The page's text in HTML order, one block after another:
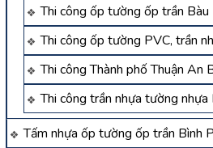
Thi công ốp tường ốp trần Bàu
Thi công ốp tường PVC, trần
Thi công Thành phố Thuận An
Thi công trần nhựa tường nhựa
Tấm nhựa ốp tường ốp trần Bình